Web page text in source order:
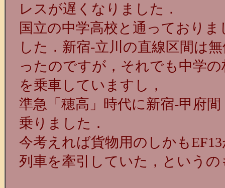
レスが遅くなりました．
国立の中学高校と通っており
した．新宿-立川の直線区間は
ったのですが，それでも中学
を乗車していますし，
準急「穂高」時代に新宿-甲府
乗りました．
今考えれば貨物用のしかも
列車を牽引していた，という